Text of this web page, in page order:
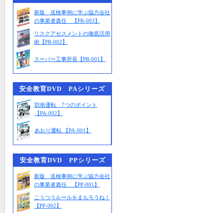
新版 送検事例に学ぶ協力会社
の事業者責任 【PR-003】
リスクアセスメントの徹底活用
術【PR-002】
スーパー工事所長【PR-001】
安全教育DVD PAシリーズ
防衛運転 7つのポイント
【PA-002】
あおり運転 【PA-001】
安全教育DVD PPシリーズ
新版 送検事例に学ぶ協力会社
の事業者責任 【PP-001】
こうつうルールをまもろうね！
【PP-002】